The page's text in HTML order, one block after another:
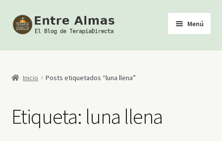
Ir
a
Ir
al
Menú
Inicio
TerapiaDirecta
Biblioteca Esotérica
Inicio Posts etiquetados “luna llena”
Etiqueta: luna llena